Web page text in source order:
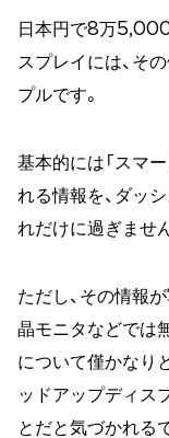
日本円で8万
スプレイには、そ
プルです。
基本的には「スマ
れる情報を、ダッ
れだけに過ぎません
ただし、その情報
晶モニタなどでは
について僅かなり
ッドアップディス
とだと気づかれる